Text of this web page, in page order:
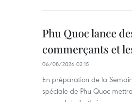
Phu Quoc lance
commerçants et
06/08/2026 02:15
En préparation de la
spéciale de Phu Quoc